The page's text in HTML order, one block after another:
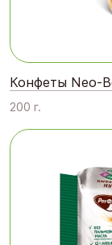
Конфеты Neo-
200 г.